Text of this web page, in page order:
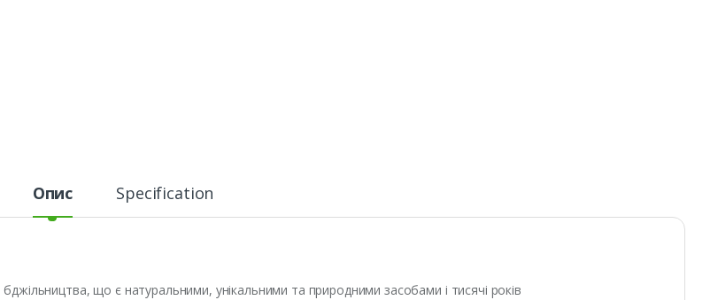
Опис Specification
що є натуральними, унікальними та природними засобами і тисячі років